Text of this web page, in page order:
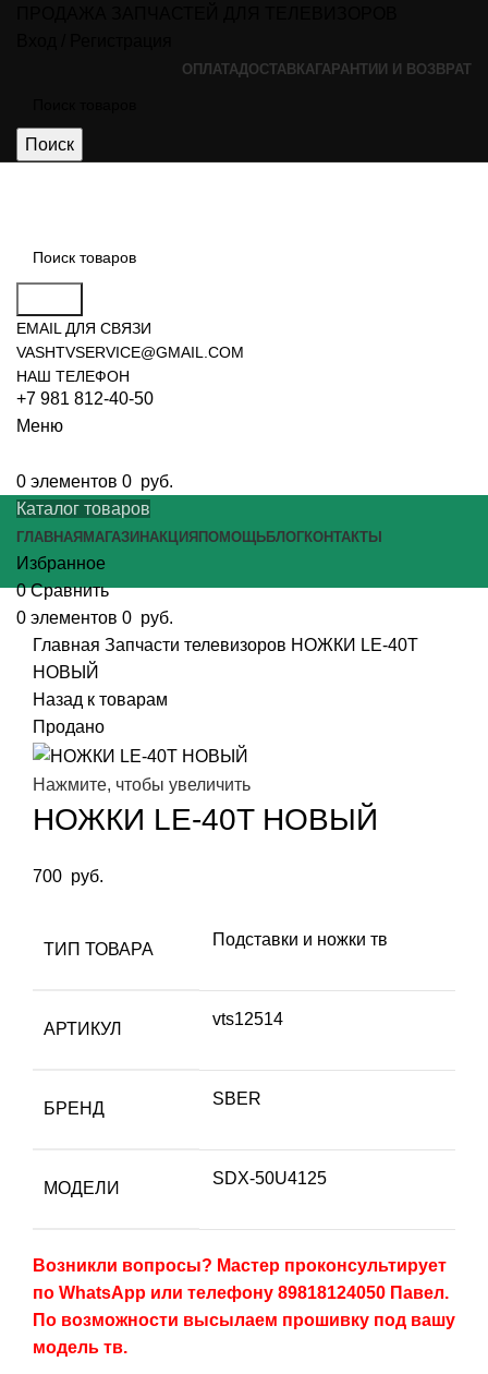
ОПЛАТАДОСТАВКА ГАРАНТИИ И ВОЗВРАТ
Поиск
EMAIL ДЛЯ СВЯЗИ
VASHTVSERVICE@GMAIL.COM
НАШ ТЕЛЕФОН
+7 981 812-40-50
Меню
0 элементов 0 руб.
Каталог товаров
ГЛАВНАЯ МАГАЗИНАКЦИЯ ПОМОЩЬ БЛОГ КОНТАКТЫ
Избранное
0 Сравнить
0 элементов 0 руб.
Главная Запчасти телевизоров НОЖКИ LE-40T
НОВЫЙ
Назад к товарам
Продано
Нажмите, чтобы увеличить
НОЖКИ LE-40T НОВЫЙ
700 руб.
ТИП ТОВАРА
Подставки и ножки тв
АРТИКУЛ
vts12514
БРЕНД
SBER
МОДЕЛИ
SDX-50U4125
Возникли вопросы? Мастер проконсультирует
по WhatsApp или телефону 89818124050 Павел.
По возможности высылаем прошивку под вашу
модель тв.